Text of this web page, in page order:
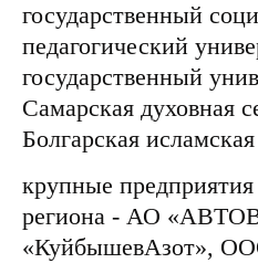
государственный
педагогический
государственный
Самарская духовная
Болгарская
крупные
региона - АО
«КуйбышевАзот»,